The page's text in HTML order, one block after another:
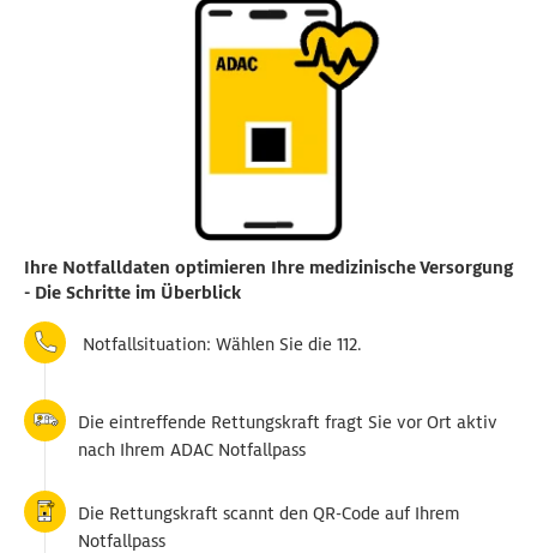
Ihre Notfalldaten optimieren Ihre medizinische Versorgung
- Die Schritte im Überblick
Notfallsituation: Wählen Sie die 112.
Die eintreffende Rettungskraft fragt Sie vor Ort aktiv
nach Ihrem ADAC Notfallpass
Die Rettungskraft scannt den QR-Code auf Ihrem
Notfallpass